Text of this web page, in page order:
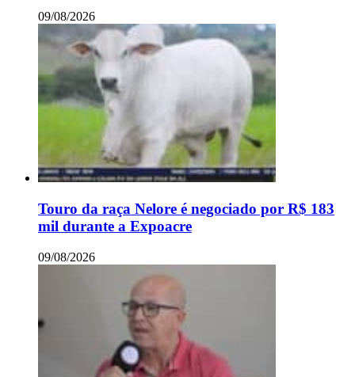
09/08/2026
Touro da raça Nelore é negociado por R$ 183
mil durante a Expoacre
09/08/2026